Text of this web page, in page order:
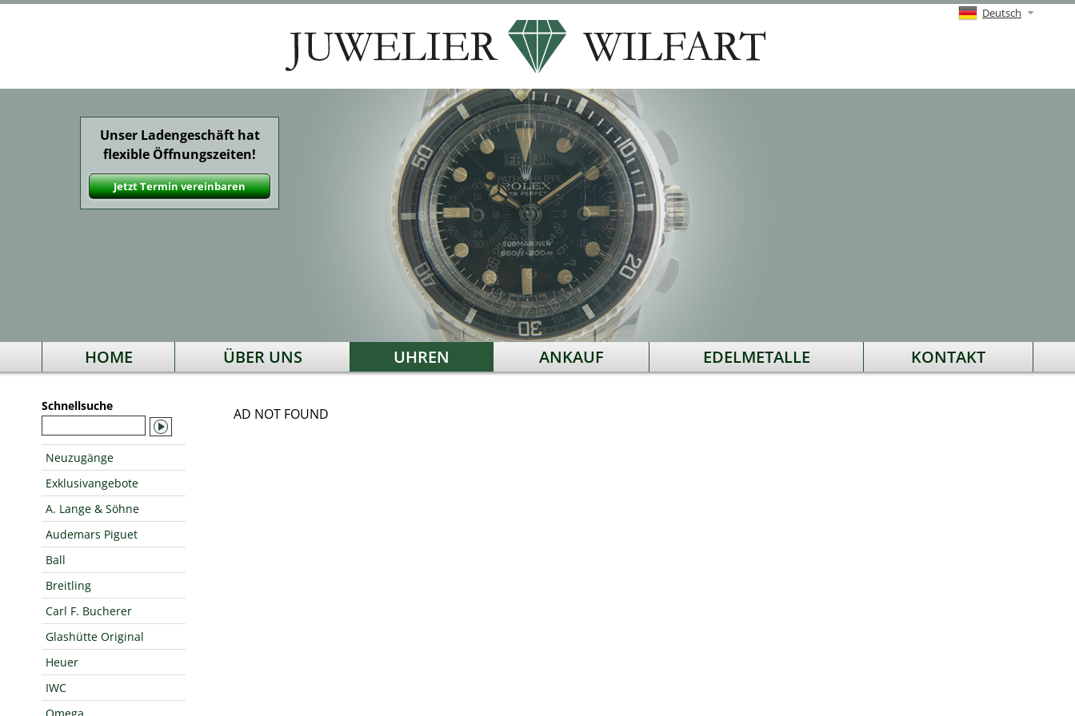
Deutsch
Unser Ladengeschäft hat
flexible Öffnungszeiten!
Jetzt Termin vereinbaren
HOME ÜBER UNS UHREN ANKAUF EDELMETALLE KONTAKT
Schnellsuche
Neuzugänge
Exklusivangebote
A. Lange & Söhne
Audemars Piguet
Ball
Breitling
Carl F. Bucherer
Glashütte Original
Heuer
IWC
AD NOT FOUND